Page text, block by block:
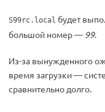
S99rc.local будет
большой номер — 99.
Из-за вынужденного
время загрузки —
сравнительно долго.